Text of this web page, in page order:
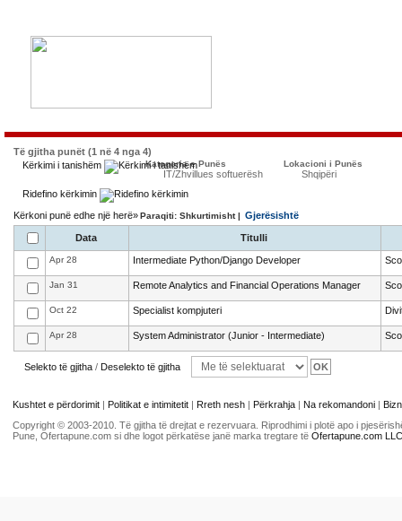
Të gjitha punët (1 në 4 nga 4)
Kërkimi i tanishëm
Kategoria e Punës
IT/Zhvillues softuerësh
Lokacioni i Punës
Shqipëri
Ridefino kërkimin
Kërkoni punë edhe një herë»Paraqiti: Shkurtimisht | Gjerësishtë
Data Titulli
Apr 28 Intermediate Python/Django Developer
Jan 31 Remote Analytics and Financial Operations Manager
Oct 22 Specialist kompjuteri
Apr 28 System Administrator (Junior - Intermediate)
Selekto të gjitha / Deselekto të gjitha
Kushtet e përdorimit | Politikat e intimitetit | Rreth nesh | Përkrahja | Na rekomandoni |
Copyright © 2003-2010. Të gjitha të drejtat e rezervuara. Riprodhimi i plotë apo i
Pune, Ofertapune.com si dhe logot përkatëse janë marka tregtare të Ofertapune.com LLC